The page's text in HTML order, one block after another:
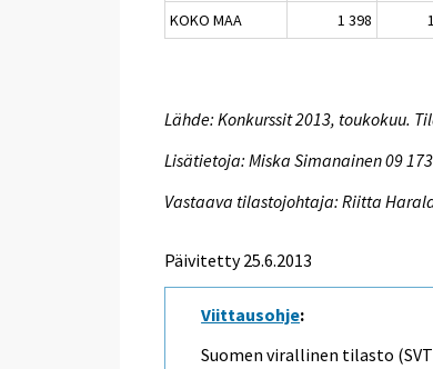
KOKO MAA
1 398
Lähde: Konkurssit 2013, toukokuu.
Lisätietoja: Miska Simanainen 09
Vastaava tilastojohtaja: Riitta
Päivitetty 25.6.2013
Viittausohje:
Suomen virallinen tilasto